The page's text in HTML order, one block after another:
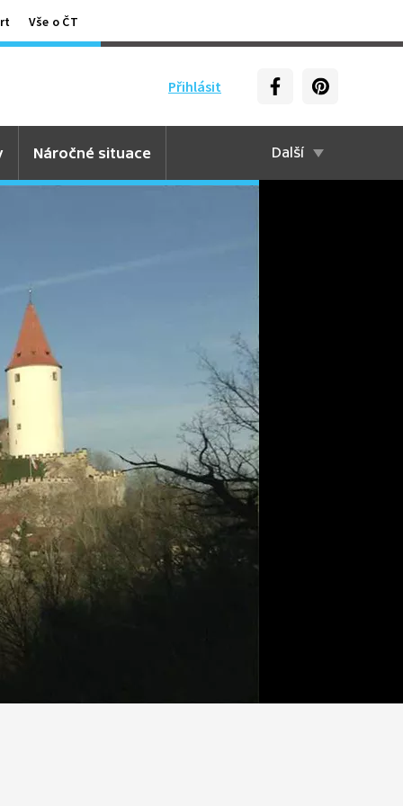
Vše o ČT
Přihlásit
Náročné situace Další